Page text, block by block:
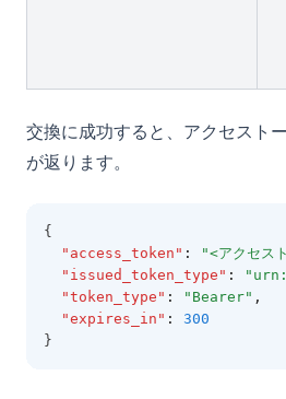
交換に成功すると、アクセスト
が返ります。
{
"access_token" : "<アクセス
"issued_token_type" :
"token_type" : "Bearer" ,
"expires_in" :
300
}